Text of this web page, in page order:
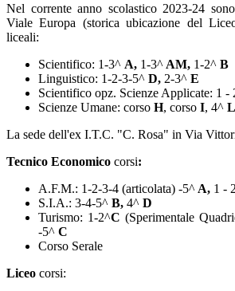
Nel corrente anno scolastico 2023-24
Viale Europa (storica ubicazione del
liceali:
Scientifico: 1-3^ A, 1-3^ AM, 1-2^ B
Linguistico: 1-2-3-5^ D, 2-3^ E
Scientifico opz. Scienze Applicate: 1 -
Scienze Umane: corso H, corso I, 4^ L
La sede dell'ex I.T.C. "C. Rosa" in Via
Tecnico Economico corsi:
A.F.M.: 1-2-3-4 (articolata) -5^ A, 1 -
S.I.A.: 3-4-5^ B, 4^ D
Turismo: 1-2^C (Sperimentale
-5^ C
Corso Serale
Liceo corsi: